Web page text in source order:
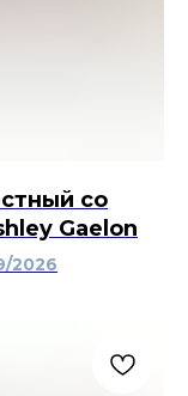
со
Gaelon
2026